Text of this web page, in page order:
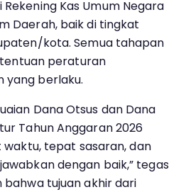
Kas Umum Negara
Daerah, baik di tingkat
kota. Semua tahapan
peraturan
yang berlaku.
Dana Otsus dan Dana
Tahun Anggaran 2026
tepat sasaran, dan
dengan baik,” tegas
bahwa tujuan akhir dari